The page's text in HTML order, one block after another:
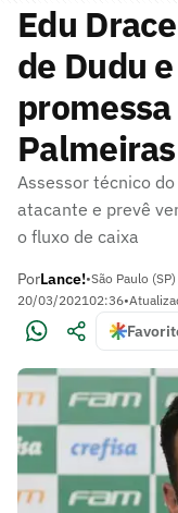
Edu
de Dudu
Palmeiras
Assessor técnico
atacante e prevê
o fluxo de caixa
PorLance!•São Paulo (SP)
20/03/202102:36•